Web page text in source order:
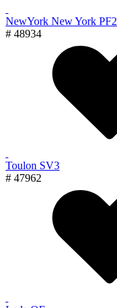
NewYork New York PF2
# 48934
Toulon SV3
# 47962